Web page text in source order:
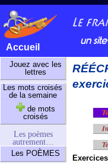
un
Accueil
Jouez avec les
lettres
Les mots croisés
de la semaine
de mots
croisés
Les poèmes
autrement…
Les POÈMES